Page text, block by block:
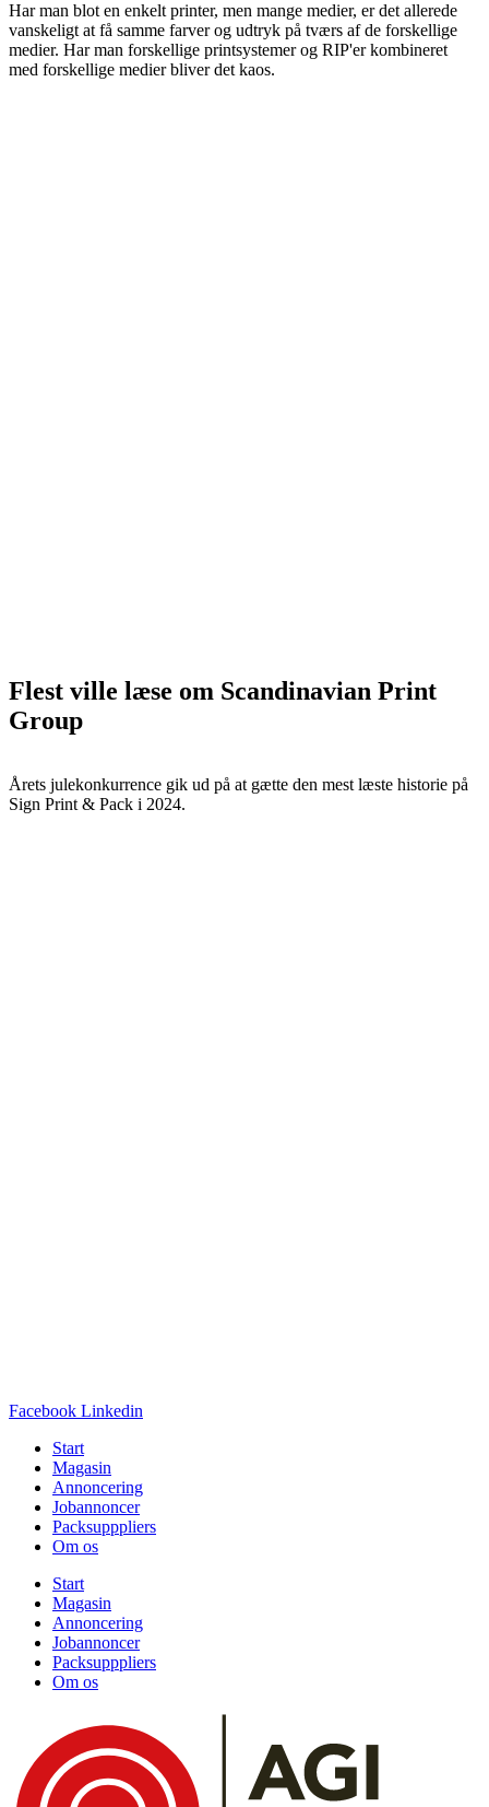
Har man blot en enkelt printer, men mange medier, er det allerede
vanskeligt at få samme farver og udtryk på tværs af de forskellige
medier. Har man forskellige printsystemer og RIP'er kombineret
med forskellige medier bliver det kaos.
Flest ville læse om Scandinavian Print
Group
Årets julekonkurrence gik ud på at gætte den mest læste historie på
Sign Print & Pack i 2024.
Facebook Linkedin
Start
Magasin
Annoncering
Jobannoncer
Packsupppliers
Om os
Start
Magasin
Annoncering
Jobannoncer
Packsupppliers
Om os